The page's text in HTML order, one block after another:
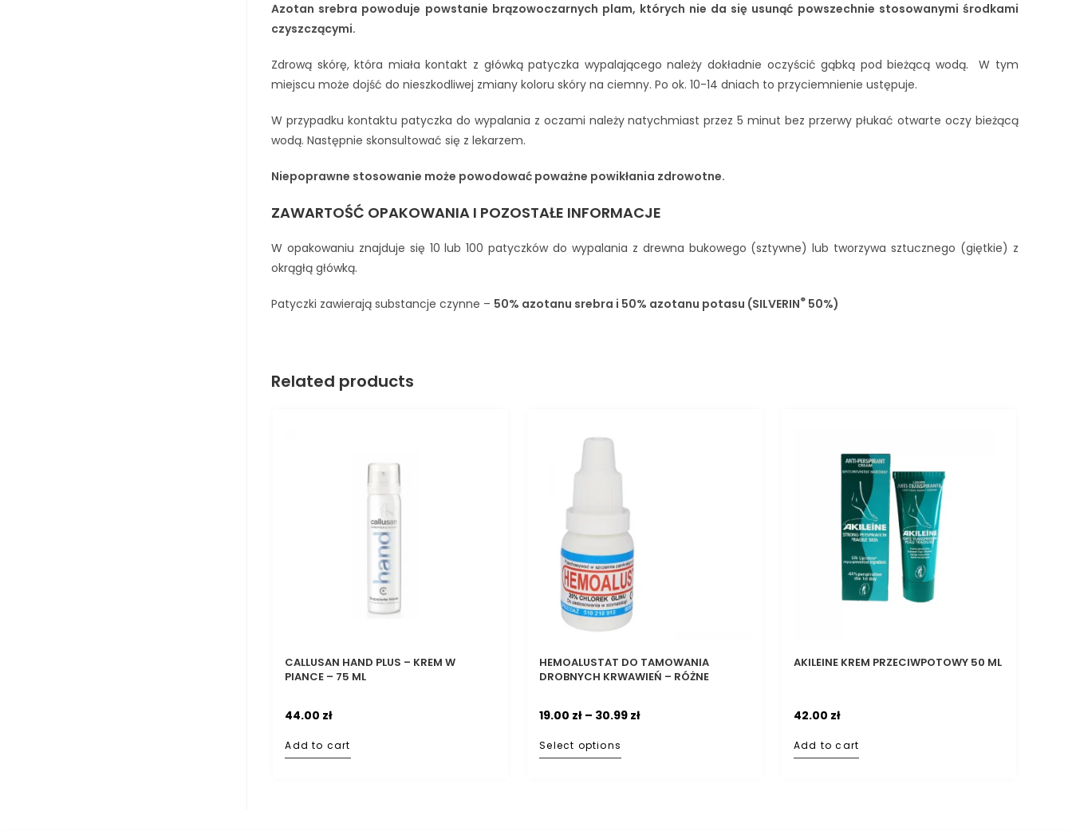
Azotan srebra powoduje powstanie brązowoczarnych plam, których nie da się usunąć powszechnie stosowanymi środkami
czyszczącymi.
Zdrową skórę, która miała kontakt z główką patyczka wypalającego należy dokładnie oczyścić gąbką pod bieżącą wodą. W tym
miejscu może dojść do nieszkodliwej zmiany koloru skóry na ciemny. Po ok. 10-14 dniach to przyciemnienie ustępuje.
W przypadku kontaktu patyczka do wypalania z oczami należy natychmiast przez 5 minut bez przerwy płukać otwarte oczy bieżącą
wodą. Następnie skonsultować się z lekarzem.
Niepoprawne stosowanie może powodować poważne powikłania zdrowotne.
ZAWARTOŚĆ OPAKOWANIA I POZOSTAŁE INFORMACJE
W opakowaniu znajduje się 10 lub 100 patyczków do wypalania z drewna bukowego (sztywne) lub tworzywa sztucznego (giętkie) z
okrągłą główką.
Patyczki zawierają substancje czynne – 50% azotanu srebra i 50% azotanu potasu (SILVERIN® 50%)
Related products
CALLUSAN HAND PLUS – KREM W
PIANCE – 75 ML
44.00 zł
Add to cart
HEMOALUSTAT DO TAMOWANIA
DROBNYCH KRWAWIEŃ – RÓŻNE
19.00 zł – 30.99 zł
Select options
AKILEINE KREM PRZECIWPOTOWY 50 ML
42.00 zł
Add to cart